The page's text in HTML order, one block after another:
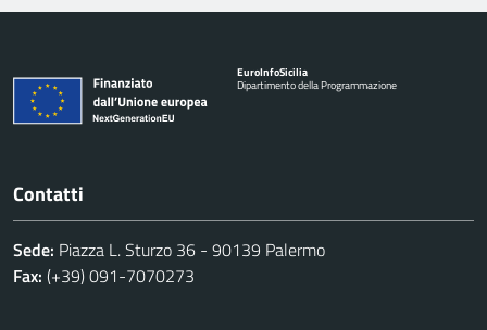
EuroInfoSicilia
Dipartimento della Programmazione
Contatti
Sede: Piazza L. Sturzo 36 - 90139 Palermo
Fax: (+39) 091-7070273